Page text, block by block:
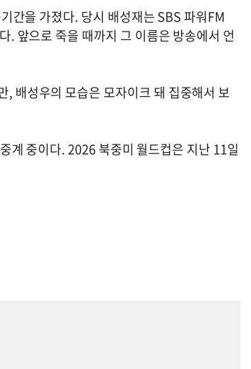
간을 가졌다. 당시 배성재는 SBS 파워FM
. 앞으로 죽을 때까지 그 이름은 방송에서 언
배성우의 모습은 모자이크 돼 집중해서 보
계 중이다. 2026 북중미 월드컵은 지난 11일